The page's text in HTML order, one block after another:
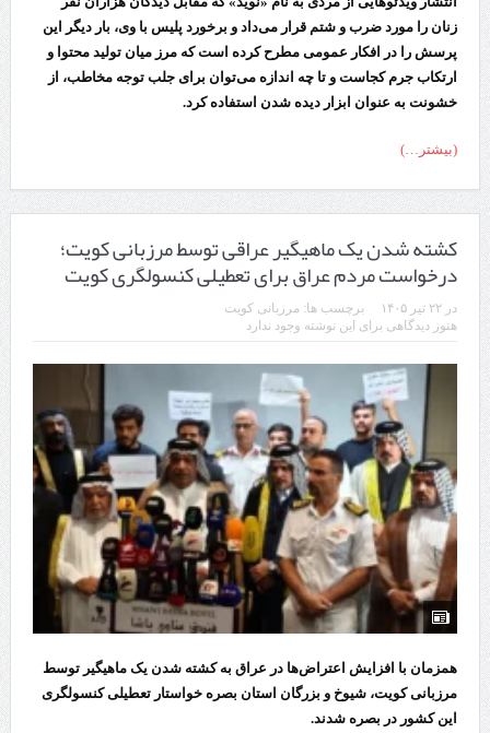
زنان را مورد ضرب و شتم قرار می‌داد و برخورد پلیس با وی، بار دیگر این
پرسش را در افکار عمومی مطرح کرده است که مرز میان تولید محتوا و
ارتکاب جرم کجاست و تا چه اندازه می‌توان برای جلب توجه مخاطب، از
خشونت به عنوان ابزار دیده شدن استفاده کرد.
(بیشتر…)
کشته شدن یک ماهیگیر عراقی توسط مرزبانی کویت؛
درخواست مردم عراق برای تعطیلی کنسولگری کویت
در ۲۲ تیر ۱۴۰۵ برچسب ها: مرزبانی کویت
هنوز دیدگاهی برای این نوشته وجود ندارد
همزمان با افزایش اعتراض‌ها در عراق به کشته شدن یک ماهیگیر توسط
مرزبانی کویت، شیوخ و بزرگان استان بصره خواستار تعطیلی کنسولگری
این کشور در بصره شدند.